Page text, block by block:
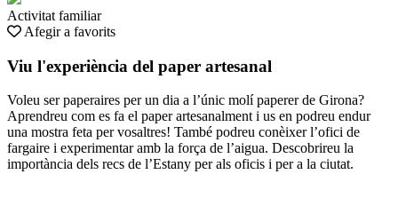
Activitat familiar
Afegir a favorits
Viu l'experiència del paper artesanal
Voleu ser paperaires per un dia a l’únic molí paperer de Girona?
Aprendreu com es fa el paper artesanalment i us en podreu endur
una mostra feta per vosaltres! També podreu conèixer l’ofici de
fargaire i experimentar amb la força de l’aigua. Descobrireu la
importància dels recs de l’Estany per als oficis i per a la ciutat.